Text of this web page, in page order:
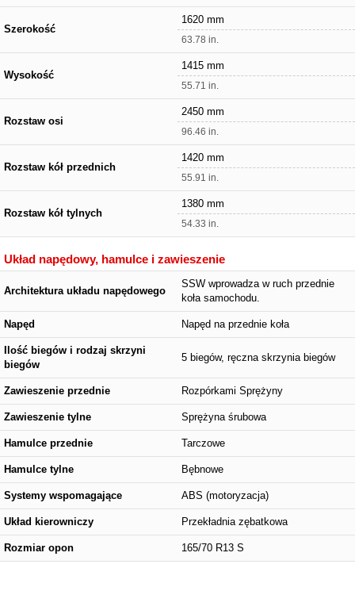
Szerokość
1620 mm
63.78 in.
Wysokość
1415 mm
55.71 in.
Rozstaw osi
2450 mm
96.46 in.
Rozstaw kół przednich
1420 mm
55.91 in.
Rozstaw kół tylnych
1380 mm
54.33 in.
Układ napędowy, hamulce i zawieszenie
Architektura układu napędowego
SSW wprowadza w ruch przednie
koła samochodu.
Napęd Napęd na przednie koła
Ilość biegów i rodzaj skrzyni
biegów
5 biegów, ręczna skrzynia biegów
Zawieszenie przednie Rozpórkami Sprężyny
Zawieszenie tylne Sprężyna śrubowa
Hamulce przednie Tarczowe
Hamulce tylne Bębnowe
Systemy wspomagające ABS (motoryzacja)
Układ kierowniczy Przekładnia zębatkowa
Rozmiar opon 165/70 R13 S